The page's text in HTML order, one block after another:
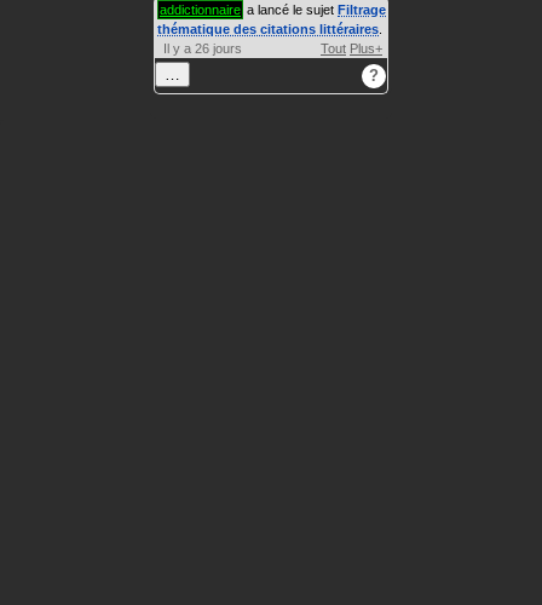
addictionnaire a lancé le sujet Filtrage
thématique des citations littéraires
Il y a 26 jours
Tout Plus+
?